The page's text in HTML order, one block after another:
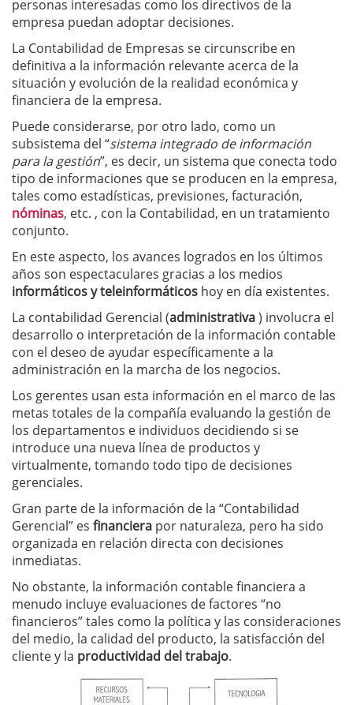
personas interesadas como los directivos de la
empresa puedan adoptar decisiones.
La Contabilidad de Empresas se circunscribe en
definitiva a la información relevante acerca de la
situación y evolución de la realidad económica y
financiera de la empresa.
Puede considerarse, por otro lado, como un
subsistema del “sistema integrado de información
para la gestión”, es decir, un sistema que conecta todo
tipo de informaciones que se producen en la empresa,
tales como estadísticas, previsiones, facturación,
nóminas, etc. , con la Contabilidad, en un tratamiento
conjunto.
En este aspecto, los avances logrados en los últimos
años son espectaculares gracias a los medios
informáticos y teleinformáticos hoy en día existentes.
La contabilidad Gerencial (administrativa) involucra el
desarrollo o interpretación de la información contable
con el deseo de ayudar específicamente a la
administración en la marcha de los negocios.
Los gerentes usan esta información en el marco de las
metas totales de la compañía evaluando la gestión de
los departamentos e individuos decidiendo si se
introduce una nueva línea de productos y
virtualmente, tomando todo tipo de decisiones
gerenciales.
Gran parte de la información de la “Contabilidad
Gerencial” es financiera por naturaleza, pero ha sido
organizada en relación directa con decisiones
inmediatas.
No obstante, la información contable financiera a
menudo incluye evaluaciones de factores “no
financieros” tales como la política y las consideraciones
del medio, la calidad del producto, la satisfacción del
cliente y la productividad del trabajo.